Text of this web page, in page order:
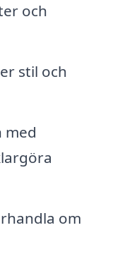
och
stil och
med
om